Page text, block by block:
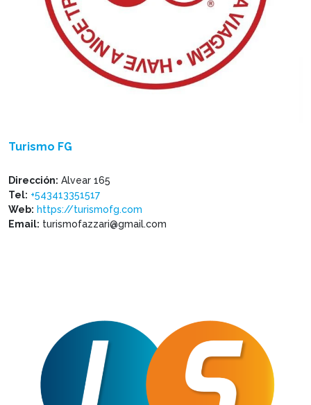
Turismo FG
Dirección: Alvear 165
Tel: +543413351517
Web: https://turismofg.com
Email: turismofazzari@gmail.com